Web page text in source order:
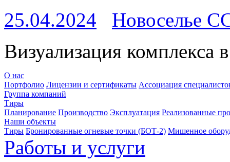
25.04.2024
Новоселье
Визуализация комплекса
О нас
Портфолио Лицензии и сертификаты Ассоциация
Группа компаний
Тиры
Планирование Производство Эксплуатация Реализованные
Наши объекты
Тиры Бронированные огневые точки (БОТ-2) Мишенное
Работы и услуги